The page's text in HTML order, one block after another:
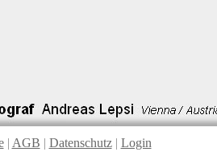
| AGB | Datenschutz| Login